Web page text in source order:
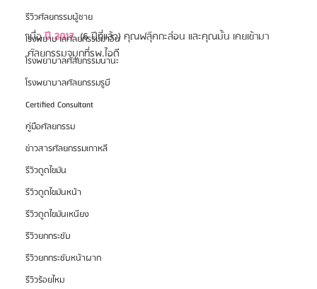
รีวิวศัลยกรรมผู้ชาย
โรงพยาบาลศัลยกรรมมาอิน
โรงพยาบาลศัลยกรรมนานะ
โรงพยาบาลศัลยกรรมรูบี
Certified Consultant
คู่มือศัลยกรรม
ข่าวสารศัลยกรรมเกาหลี
รีวิวดูดไขมัน
รีวิวดูดไขมันหน้า
รีวิวดูดไขมันเหนียง
รีวิวยกกระชับ
รีวิวยกกระชับหน้าผาก
รีวิวร้อยไหม
เมื่อ ปี 2017 (6 ปีที่แล้ว) คุณฟลุ๊คกะล่อน และคุณมั้น เคยเข้ามา
ศัลยกรรมจมูกที่รพ.ไอดี